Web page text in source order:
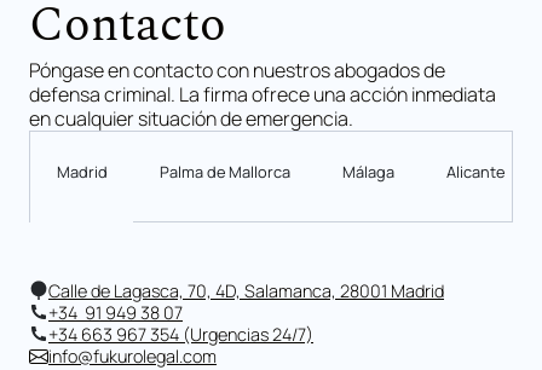
Contacto
Póngase en contacto con nuestros abogados de
defensa criminal. La firma ofrece una acción inmediata
en cualquier situación de emergencia.
Madrid Palma de Mallorca Málaga Alicante
Calle de Lagasca, 70, 4D, Salamanca, 28001 Madrid
+34 91 949 38 07
+34 663 967 354 (Urgencias 24/7)
info@fukurolegal.com